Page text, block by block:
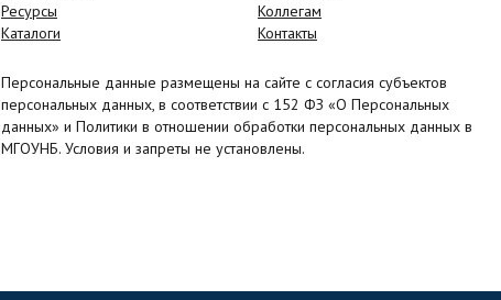
Ресурсы
Каталоги
Коллегам
Контакты
Персональные данные размещены на сайте с согласия субъектов
персональных данных, в соответствии с 152 ФЗ «О Персональных
данных» и Политики в отношении обработки персональных данных в
МГОУНБ. Условия и запреты не установлены.